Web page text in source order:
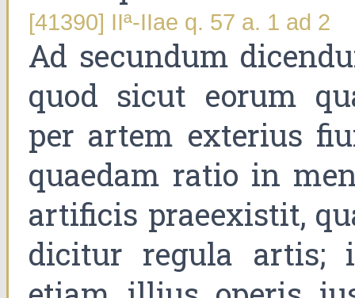
[41390] IIª-IIae q. 57 a. 1 ad 2
Ad secundum
quod sicut eorum
per artem exterius
quaedam ratio in
artificis praeexistit,
dicitur regula artis;